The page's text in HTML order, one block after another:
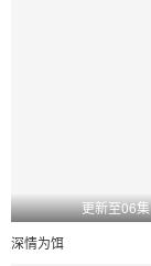
更新至06集
深情为饵